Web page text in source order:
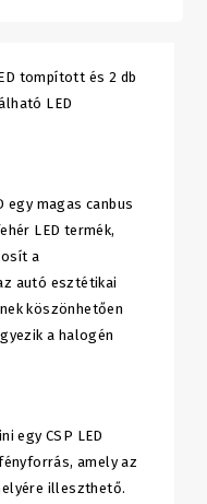
tompított és 2 db
LED
egy magas canbus
LED termék,
a
autó esztétikai
köszönhetően
a halogén
egy CSP LED
amely az
illeszthető.